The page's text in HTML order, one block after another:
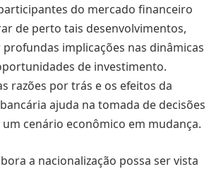
do mercado financeiro
de perto tais desenvolvimentos,
implicações nas dinâmicas
de investimento.
razões por trás e os efeitos da
ajuda na tomada de decisões
cenário econômico em mudança.
a nacionalização possa ser vista